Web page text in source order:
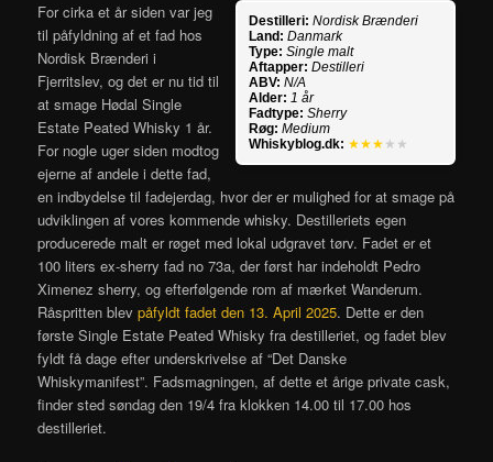
Destilleri: Nordisk Brænderi
Land: Danmark
Type: Single malt
Aftapper: Destilleri
ABV: N/A
Alder: 1 år
Fadtype: Sherry
Røg: Medium
Whiskyblog.dk: ★★★ ★★
For cirka et år siden var jeg
til påfyldning af et fad hos
Nordisk Brænderi i
Fjerritslev, og det er nu tid til
at smage Hødal Single
Estate Peated Whisky 1 år.
For nogle uger siden modtog
ejerne af andele i dette fad,
en indbydelse til fadejerdag, hvor der er mulighed for at smage på
udviklingen af vores kommende whisky. Destilleriets egen
producerede malt er røget med lokal udgravet tørv. Fadet er et
100 liters ex-sherry fad no 73a, der først har indeholdt Pedro
Ximenez sherry, og efterfølgende rom af mærket Wanderum.
Råspritten blevpåfyldt fadet den 13. April 2025. Dette er den
første Single Estate Peated Whisky fra destilleriet, og fadet blev
fyldt få dage efter underskrivelse af “Det Danske
Whiskymanifest”. Fadsmagningen, af dette et årige private cask,
finder sted søndag den 19/4 fra klokken 14.00 til 17.00 hos
destilleriet.